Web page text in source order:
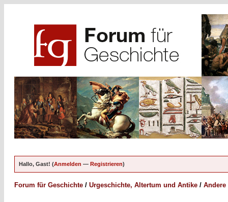
Hallo, Gast! (Anmelden — Registrieren)
Forum für Geschichte / Urgeschichte, Altertum und Antike /